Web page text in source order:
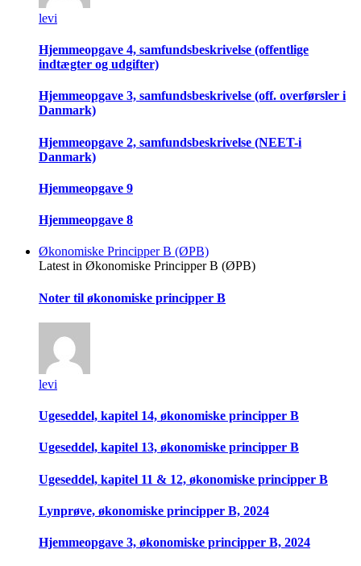
levi
Hjemmeopgave 4, samfundsbeskrivelse (offentlige
indtægter og udgifter)
Hjemmeopgave 3, samfundsbeskrivelse (off. overførsler i
Danmark)
Hjemmeopgave 2, samfundsbeskrivelse (NEET-i
Danmark)
Hjemmeopgave 9
Hjemmeopgave 8
Økonomiske Principper B (ØPB)
Latest in Økonomiske Principper B (ØPB)
Noter til økonomiske principper B
levi
Ugeseddel, kapitel 14, økonomiske principper B
Ugeseddel, kapitel 13, økonomiske principper B
Ugeseddel, kapitel 11 & 12, økonomiske principper B
Lynprøve, økonomiske principper B, 2024
Hjemmeopgave 3, økonomiske principper B, 2024